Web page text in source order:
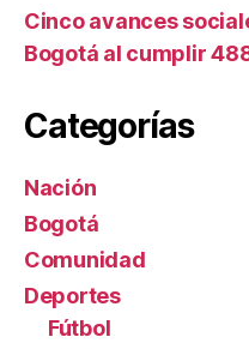
Cinco avances
Bogotá al cumplir
Categorías
Nación
Bogotá
Comunidad
Deportes
Fútbol